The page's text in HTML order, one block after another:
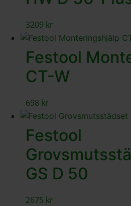
3209 kr
Festool
CT-W
698 kr
Festool
GS D 50
2675 kr